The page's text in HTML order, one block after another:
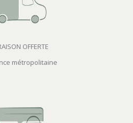
OFFERTE
métropolitaine